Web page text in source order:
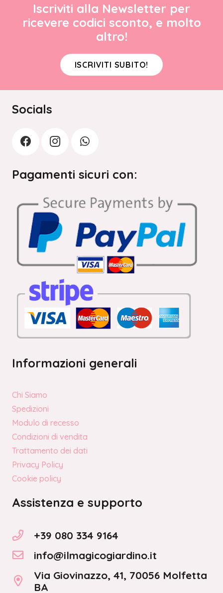
Iscriviti alla Newsletter per
ricevere codici sconto, e molto
altro!
ISCRIVITI SUBITO!
Socials
Pagamenti sicuri con:
Informazioni generali
Chi Siamo
Spedizioni
Modulo di recesso
Condizioni di vendita
Trattamento dei dati
Privacy Policy
Cookie policy
Assistenza e supporto
+39 080 334 9164
info@ilmagicogiardino.it
Via Giovinazzo, 41, 70056 Molfetta
BA